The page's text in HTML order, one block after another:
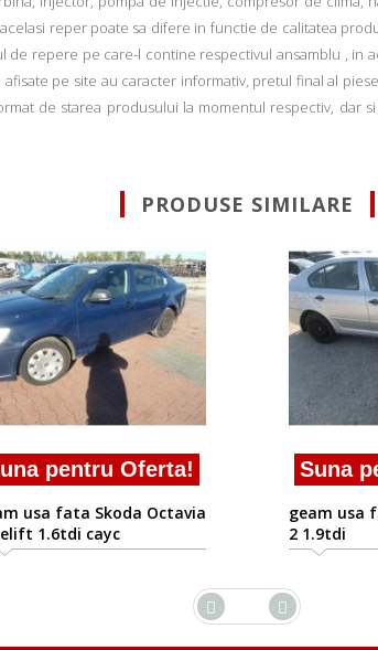
reper poate sa difere in functie de calitatea
de repere pe care-l contine respectivul ansamblu , in
pe site au caracter informativ, pretul final al
de starea produsului la momentul respectiv, dar si
PRODUSE SIMILARE
pentru Oferta!
usa fata Skoda Octavia
1.6tdi cayc
Suna
geam usa
2 1.9tdi